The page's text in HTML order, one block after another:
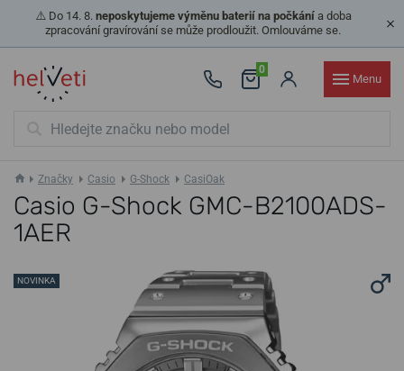
⚠️ Do 14. 8. neposkytujeme výměnu baterií na počkánía doba
zpracování gravírování se může prodloužit. Omlouváme se.
0
Menu
Značky Casio G-Shock CasiOak
Casio G-Shock GMC-B2100ADS-
1AER
NOVINKA